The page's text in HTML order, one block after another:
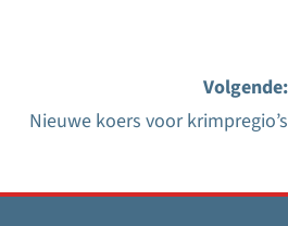
Volgende:
Nieuwe koers voor krimpregio’s